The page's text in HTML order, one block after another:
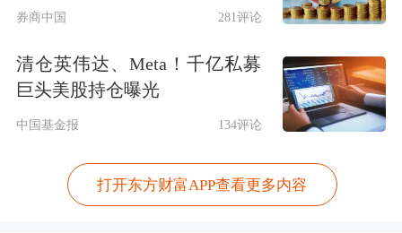
券商中国 281评论
清仓英伟达、Meta！千亿私募
巨头美股持仓曝光
中国基金报 134评论
打开东方财富APP查看更多内容